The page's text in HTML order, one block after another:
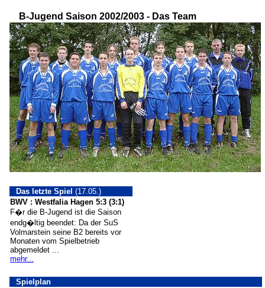
B-Jugend Saison 2002/2003 - Das Team
Das letzte Spiel (17.05.)
BWV : Westfalia Hagen 5:3 (3:1)
F�r die B-Jugend ist die Saison
endg�ltig beendet: Da der SuS
Volmarstein seine B2 bereits vor
Monaten vom Spielbetrieb
abgemeldet ...
mehr...
Spielplan